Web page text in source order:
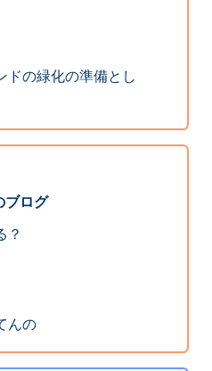
ドの緑化の準備とし
ブログ
？
んの